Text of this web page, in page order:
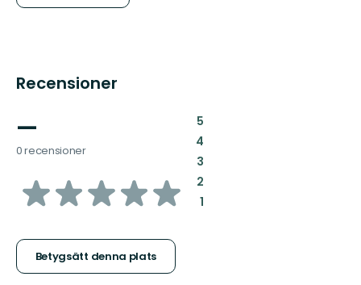
Recensioner
—
0 recensioner
av
stjärnor
Betygsätt denna plats
5:
4:
3:
2:
1: